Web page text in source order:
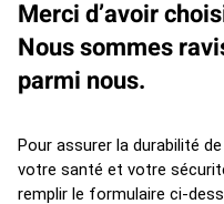
Merci d’avoir
Nous sommes
parmi nous.
Pour assurer la durabilité
votre santé et votre
remplir le formulaire ci-